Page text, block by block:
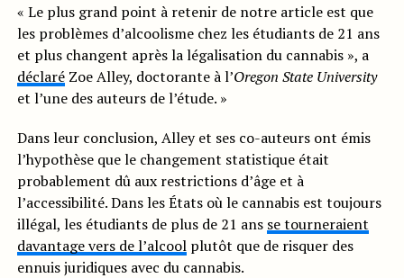
« Le plus grand point à retenir de notre article est que
les problèmes d’alcoolisme chez les étudiants de 21 ans
et plus changent après la légalisation du cannabis », a
déclaréZoe Alley, doctorante à l’Oregon State University
et l’une des auteurs de l’étude. »
Dans leur conclusion, Alley et ses co-auteurs ont émis
l’hypothèse que le changement statistique était
probablement dû aux restrictions d’âge et à
l’accessibilité. Dans les États où le cannabis est toujours
illégal, les étudiants de plus de 21 ans se tourneraient
davantage vers de l’alcoolplutôt que de risquer des
ennuis juridiques avec du cannabis.